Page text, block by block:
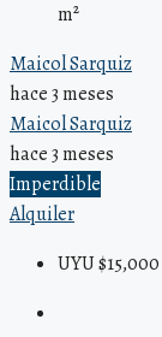
m²
Maicol Sarquiz
hace 3 meses
Maicol Sarquiz
hace 3 meses
Imperdible
Alquiler
UYU $15,000